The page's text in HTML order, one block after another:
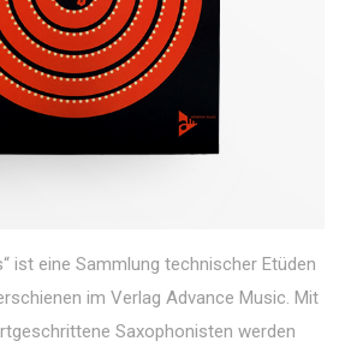
ist eine Sammlung technischer Etüden
im Verlag Advance Music. Mit
Saxophonisten werden